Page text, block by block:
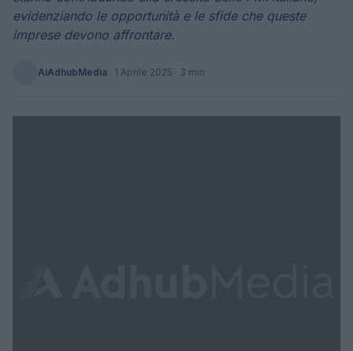
evidenziando le opportunità e le sfide che queste
imprese devono affrontare.
AiAdhubMedia · 1 Aprile 2025 · 3 min